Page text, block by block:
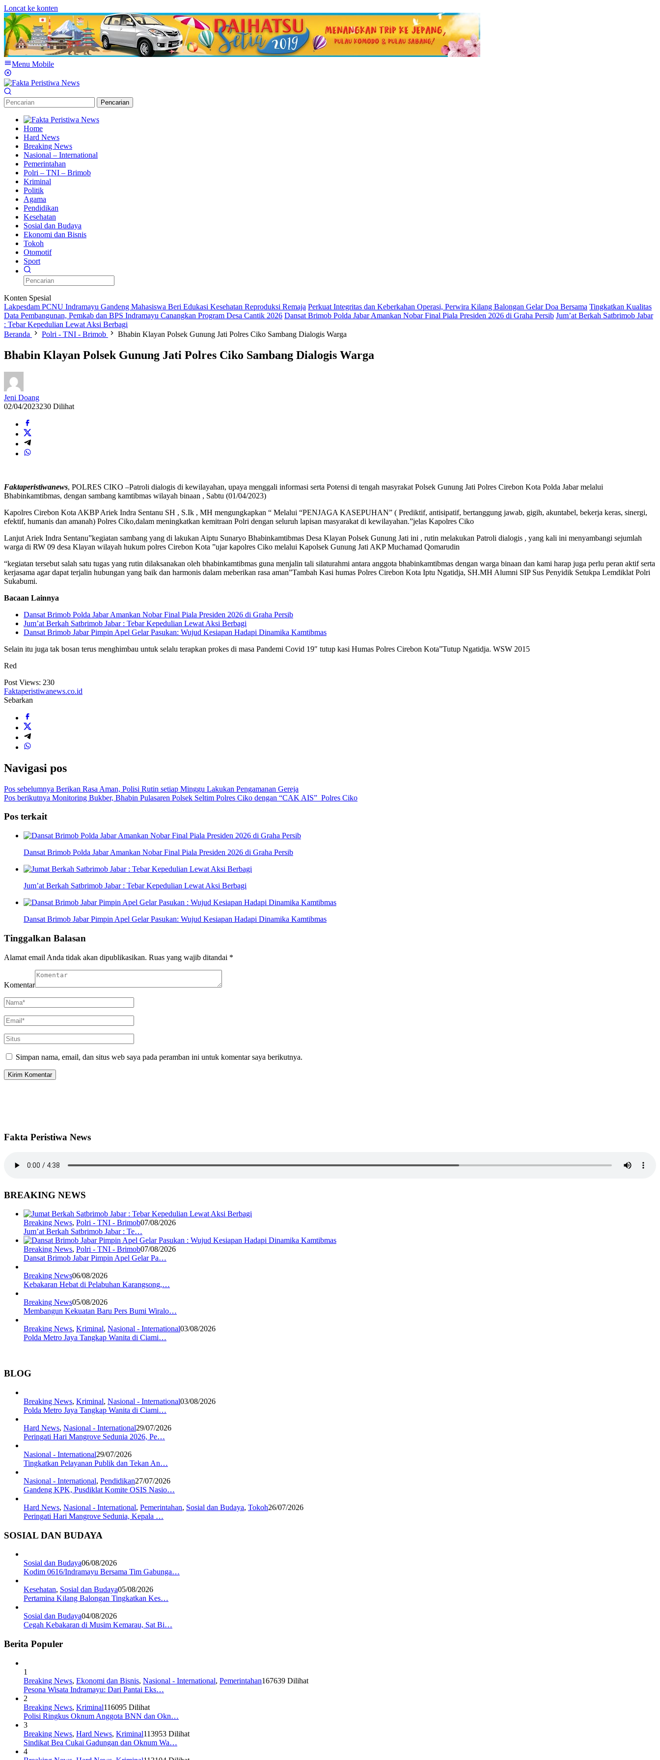
Loncat ke konten
Menu Mobile
Pencarian
Home
Hard News
Breaking News
Nasional – International
Pemerintahan
Polri – TNI – Brimob
Kriminal
Politik
Agama
Pendidikan
Kesehatan
Sosial dan Budaya
Ekonomi dan Bisnis
Tokoh
Otomotif
Sport
Konten Spesial
Lakpesdam PCNU Indramayu Gandeng Mahasiswa Beri Edukasi Kesehatan Reproduksi Remaja Perkuat Integritas dan Keberkahan Operasi, Perwira Kilang Balongan Gelar Doa Bersama Tingkatkan Kualitas
Data Pembangunan, Pemkab dan BPS Indramayu Canangkan Program Desa Cantik 2026 Dansat Brimob Polda Jabar Amankan Nobar Final Piala Presiden 2026 di Graha Persib Jum’at Berkah Satbrimob Jabar
: Tebar Kepedulian Lewat Aksi Berbagi
Beranda
Polri - TNI - Brimob Bhabin Klayan Polsek Gunung Jati Polres Ciko Sambang Dialogis Warga
Bhabin Klayan Polsek Gunung Jati Polres Ciko Sambang Dialogis Warga
Jeni Doang
02/04/2023230 Dilihat
Faktaperistiwanews, POLRES CIKO –Patroli dialogis di kewilayahan, upaya menggali informasi serta Potensi di tengah masyrakat Polsek Gunung Jati Polres Cirebon Kota Polda Jabar melalui
Bhabinkamtibmas, dengan sambang kamtibmas wilayah binaan , Sabtu (01/04/2023)
Kapolres Cirebon Kota AKBP Ariek Indra Sentanu SH , S.Ik , MH mengungkapkan “ Melalui “PENJAGA KASEPUHAN” ( Prediktif, antisipatif, bertanggung jawab, gigih, akuntabel, bekerja keras, sinergi,
efektif, humanis dan amanah) Polres Ciko,dalam meningkatkan kemitraan Polri dengan seluruh lapisan masyarakat di kewilayahan.”jelas Kapolres Ciko
Lanjut Ariek Indra Sentanu”kegiatan sambang yang di lakukan Aiptu Sunaryo Bhabinkamtibmas Desa Klayan Polsek Gunung Jati ini , rutin melakukan Patroli dialogis , yang kali ini menyambangi sejumlah
warga di RW 09 desa Klayan wilayah hukum polres Cirebon Kota ”ujar kapolres Ciko melalui Kapolsek Gunung Jati AKP Muchamad Qomarudin
“kegiatan tersebut salah satu tugas yang rutin dilaksanakan oleh bhabinkamtibmas guna menjalin tali silaturahmi antara anggota bhabinkamtibmas dengan warga binaan dan kami harap juga perlu peran aktif serta
kerjasama agar dapat terjalin hubungan yang baik dan harmonis dalam meberikan rasa aman”Tambah Kasi humas Polres Cirebon Kota Iptu Ngatidja, SH.MH Alumni SIP Sus Penyidik Setukpa Lemdiklat Polri
Sukabumi.
Bacaan Lainnya
Dansat Brimob Polda Jabar Amankan Nobar Final Piala Presiden 2026 di Graha Persib
Jum’at Berkah Satbrimob Jabar : Tebar Kepedulian Lewat Aksi Berbagi
Dansat Brimob Jabar Pimpin Apel Gelar Pasukan: Wujud Kesiapan Hadapi Dinamika Kamtibmas
Selain itu juga tak bosan terus menghimbau untuk selalu terapkan prokes di masa Pandemi Covid 19″ tutup kasi Humas Polres Cirebon Kota”Tutup Ngatidja. WSW 2015
Red
Post Views: 230
Faktaperistiwanews.co.id
Sebarkan
Navigasi pos
Pos sebelumnya Berikan Rasa Aman, Polisi Rutin setiap Minggu Lakukan Pengamanan Gereja
Pos berikutnya Monitoring Bukber, Bhabin Pulasaren Polsek Seltim Polres Ciko dengan “CAK AIS” Polres Ciko
Pos terkait
Dansat Brimob Polda Jabar Amankan Nobar Final Piala Presiden 2026 di Graha Persib
Jum’at Berkah Satbrimob Jabar : Tebar Kepedulian Lewat Aksi Berbagi
Dansat Brimob Jabar Pimpin Apel Gelar Pasukan: Wujud Kesiapan Hadapi Dinamika Kamtibmas
Tinggalkan Balasan
Alamat email Anda tidak akan dipublikasikan. Ruas yang wajib ditandai *
Komentar
Simpan nama, email, dan situs web saya pada peramban ini untuk komentar saya berikutnya.
Fakta Peristiwa News
BREAKING NEWS
Breaking News, Polri - TNI - Brimob07/08/2026
Jum’at Berkah Satbrimob Jabar : Te…
Breaking News, Polri - TNI - Brimob07/08/2026
Dansat Brimob Jabar Pimpin Apel Gelar Pa…
Breaking News06/08/2026
Kebakaran Hebat di Pelabuhan Karangsong,…
Breaking News05/08/2026
Membangun Kekuatan Baru Pers Bumi Wiralo…
Breaking News, Kriminal, Nasional - International03/08/2026
Polda Metro Jaya Tangkap Wanita di Ciami…
BLOG
Breaking News, Kriminal, Nasional - International03/08/2026
Polda Metro Jaya Tangkap Wanita di Ciami…
Hard News, Nasional - International29/07/2026
Peringati Hari Mangrove Sedunia 2026, Pe…
Nasional - International29/07/2026
Tingkatkan Pelayanan Publik dan Tekan An…
Nasional - International, Pendidikan27/07/2026
Gandeng KPK, Pusdiklat Komite OSIS Nasio…
Hard News, Nasional - International, Pemerintahan, Sosial dan Budaya, Tokoh26/07/2026
Peringati Hari Mangrove Sedunia, Kepala …
SOSIAL DAN BUDAYA
Sosial dan Budaya06/08/2026
Kodim 0616/Indramayu Bersama Tim Gabunga…
Kesehatan, Sosial dan Budaya05/08/2026
Pertamina Kilang Balongan Tingkatkan Kes…
Sosial dan Budaya04/08/2026
Cegah Kebakaran di Musim Kemarau, Sat Bi…
Berita Populer
1
Breaking News, Ekonomi dan Bisnis, Nasional - International, Pemerintahan167639 Dilihat
Pesona Wisata Indramayu: Dari Pantai Eks…
2
Breaking News, Kriminal116095 Dilihat
Polisi Ringkus Oknum Anggota BNN dan Okn…
3
Breaking News, Hard News, Kriminal113953 Dilihat
Sindikat Bea Cukai Gadungan dan Oknum Wa…
4